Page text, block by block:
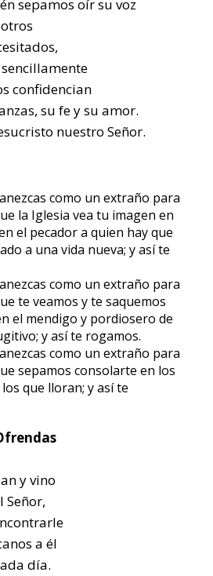
sepamos oír su voz
confidencian
su fe y su amor.
nuestro Señor.
como un extraño para
la Iglesia vea tu imagen en
el pecador a quien hay que
a una vida nueva; y así te
como un extraño para
te veamos y te saquemos
el mendigo y pordiosero de
y así te rogamos.
como un extraño para
sepamos consolarte en los
que lloran; y así te
y vino
Señor,
a él
día.